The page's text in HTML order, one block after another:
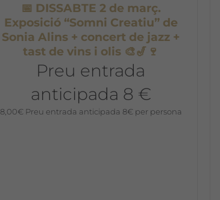
📅 DISSABTE 2 de març.
Exposició “Somni Creatiu” de
Sonia Alins + concert de jazz +
tast de vins i olis 🎨🎷🍷
Preu entrada
anticipada 8 €
8,00€ Preu entrada anticipada 8€ per persona